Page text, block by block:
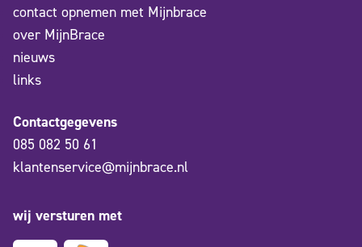
contact opnemen met Mijnbrace
over MijnBrace
nieuws
links
Contactgegevens
085 082 50 61
klantenservice@mijnbrace.nl
wij versturen met